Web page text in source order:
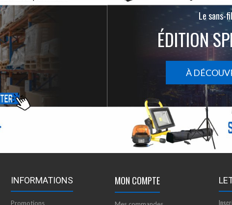
Le sans-fil
ÉDITION
À
INFORMATIONS
Promotions
MON COMPTE